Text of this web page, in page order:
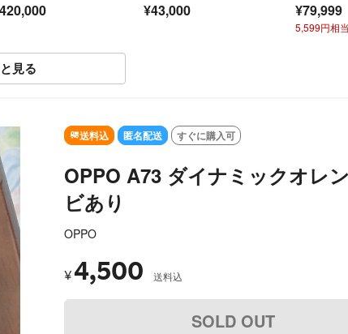
¥43,000 ¥79,999
5,599円相
見る
SOLD OUT
送料込 匿名配送 すぐに購入可
OPPO A73 ダイナミックオレ
ビあり
OPPO
¥4,500 送料込
SOLD OUT